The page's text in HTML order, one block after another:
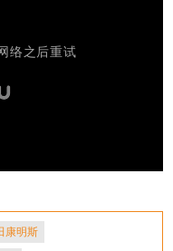
络之后重试
康明斯